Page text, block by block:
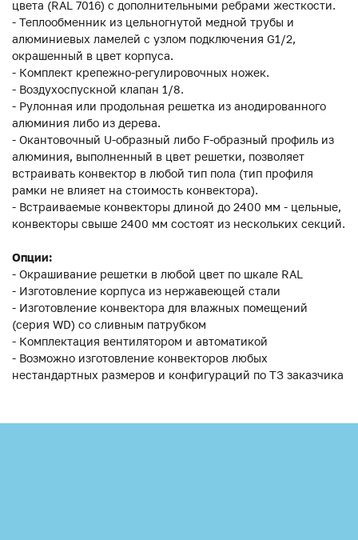
цвета (RAL 7016) с дополнительными ребрами жесткости.
- Теплообменник из цельногнутой медной трубы и
алюминиевых ламелей с узлом подключения G1/2,
окрашенный в цвет корпуса.
- Комплект крепежно-регулировочных ножек.
- Воздухоспускной клапан 1/8.
- Рулонная или продольная решетка из анодированного
алюминия либо из дерева.
- Окантовочный U-образный либо F-образный профиль из
алюминия, выполненный в цвет решетки, позволяет
встраивать конвектор в любой тип пола (тип профиля
рамки не влияет на стоимость конвектора).
- Встраиваемые конвекторы длиной до 2400 мм - цельные,
конвекторы свыше 2400 мм состоят из нескольких секций.
Опции:
- Окрашивание решетки в любой цвет по шкале RAL
- Изготовление корпуса из нержавеющей стали
- Изготовление конвектора для влажных помещений
(серия WD) со сливным патрубком
- Комплектация вентилятором и автоматикой
- Возможно изготовление конвекторов любых
нестандартных размеров и конфигураций по ТЗ заказчика